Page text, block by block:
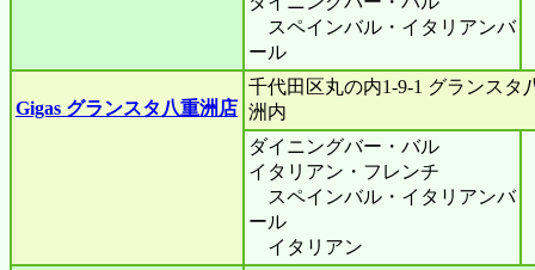
スペインバル・イタリアンバ
ール
Gigas グランスタ八重洲店
千代田区丸の内1-9-1 グランスタ
洲内
ダイニングバー・バル
イタリアン・フレンチ
スペインバル・イタリアンバ
ール
イタリアン